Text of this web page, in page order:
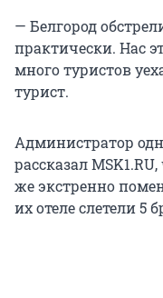
— Белгород
практически. Нас
много туристов
турист.
Администратор
рассказал
же экстренно
их отеле слетели 5